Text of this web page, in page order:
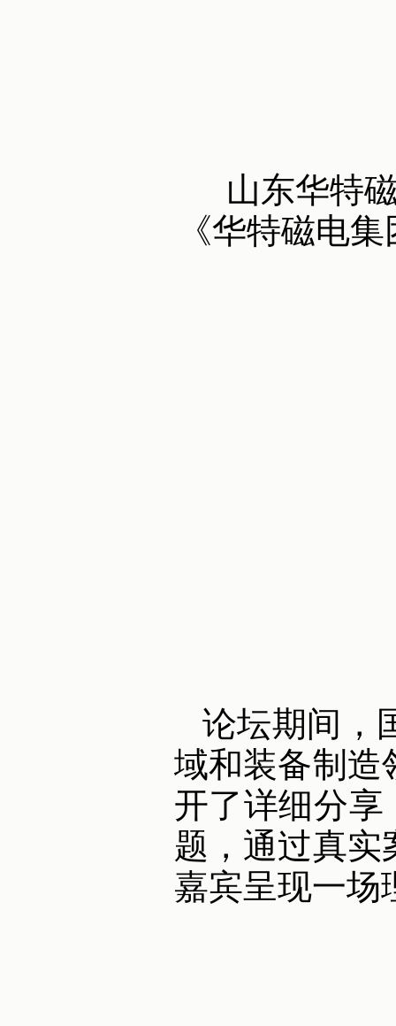
山东华特
《华特磁电
论坛期间，
域和装备制造
开了详细分享
题，通过真实
嘉宾呈现一场